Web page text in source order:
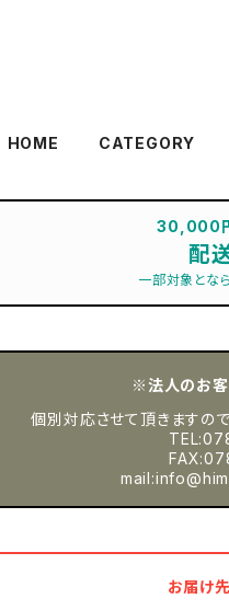
HOME CATEGORY
30,000
配
一部対象とな
※法人のお客
個別対応させて頂きますの
mail:
お届け